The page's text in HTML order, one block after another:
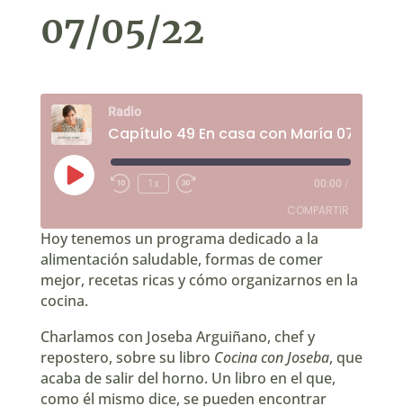
07/05/22
Radio
Capítulo 49 En casa con María 07/05/
Reproducir
episodio Rebobinar
1x
Fast
seconds
00:00 /
COMPARTIR
COMPARTIR
ENLACE
INCRUSTAR
Hoy tenemos un programa dedicado a la
alimentación saludable, formas de comer
mejor, recetas ricas y cómo organizarnos en la
cocina.
Charlamos con Joseba Arguiñano, chef y
repostero, sobre su libro Cocina con Joseba, que
acaba de salir del horno. Un libro en el que,
como él mismo dice, se pueden encontrar